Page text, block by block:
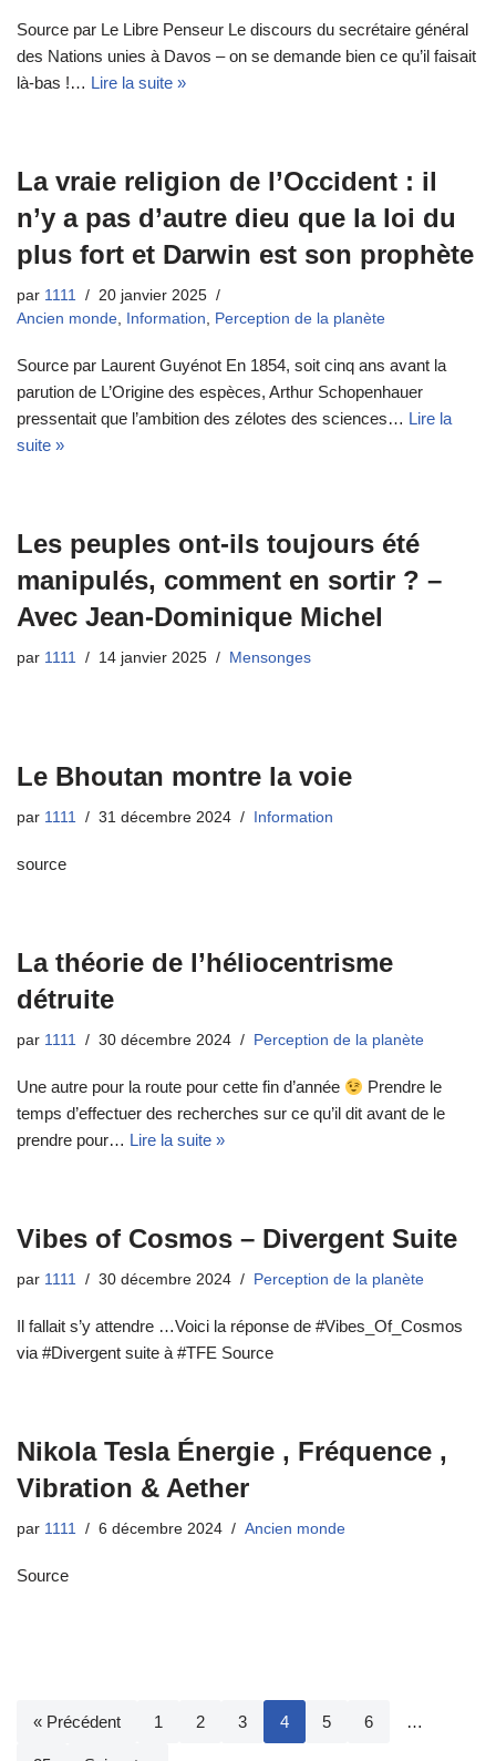
Source par Le Libre Penseur Le discours du secrétaire général
des Nations unies à Davos – on se demande bien ce qu’il faisait
là-bas !… Lire la suite »
La vraie religion de l’Occident : il
n’y a pas d’autre dieu que la loi du
plus fort et Darwin est son prophète
par 1111
20 janvier 2025
Ancien monde, Information, Perception de la planète
Source par Laurent Guyénot En 1854, soit cinq ans avant la
parution de L’Origine des espèces, Arthur Schopenhauer
pressentait que l’ambition des zélotes des sciences… Lire la
suite »
Les peuples ont-ils toujours été
manipulés, comment en sortir ? –
Avec Jean-Dominique Michel
par 1111 14 janvier 2025 Mensonges
Le Bhoutan montre la voie
par 1111 31 décembre 2024 Information
source
La théorie de l’héliocentrisme
détruite
par 1111 30 décembre 2024 Perception de la planète
Une autre pour la route pour cette fin d’année
Prendre le
temps d’effectuer des recherches sur ce qu’il dit avant de le
prendre pour… Lire la suite »
Vibes of Cosmos – Divergent Suite
par 1111 30 décembre 2024 Perception de la planète
Il fallait s’y attendre …Voici la réponse de #Vibes_Of_Cosmos
via #Divergent suite à #TFE Source
Nikola Tesla Énergie , Fréquence ,
Vibration & Aether
par 1111 6 décembre 2024 Ancien monde
Source
« Précédent 1 2 3 4 5 6 …